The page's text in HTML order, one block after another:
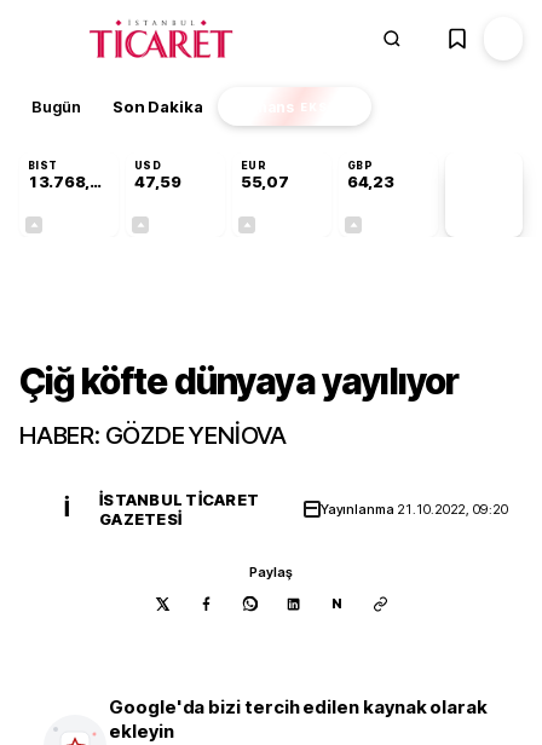
Bugün Son Dakika Finans EKSTRA
BIST
13.768,80
USD
47,59
EUR
55,07
GBP
64,23
Çiğ köfte dünyaya yayılıyor
HABER: GÖZDE YENİOVA
İ
İSTANBUL TICARET
GAZETESI
Yayınlanma 21.10.2022, 09:20
Paylaş
N
Google'da bizi tercih edilen kaynak olarak
ekleyin